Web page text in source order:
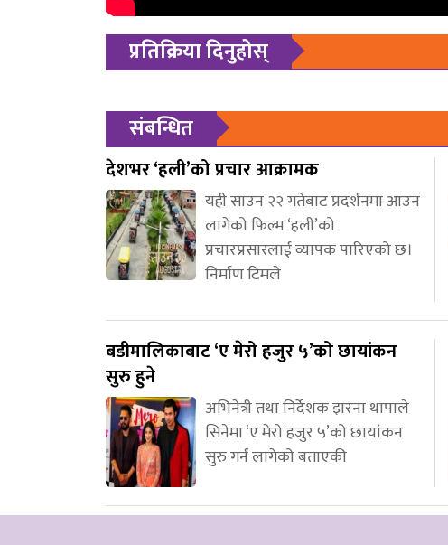
प्रतिक्रिया दिनुहोस्
संबन्धित
देशभर ‘हली’को प्रचार आक्रामक
यही साउन २२ गतेबाट प्रदर्शनमा आउन
लागेको फिल्म ‘हली’को
प्रचारप्रसारलाई व्यापक पारिएको छ।
निर्माण टिमले
बडीमालिकाबाट ‘ए मेरो हजुर ५’को छायांकन
सुरु हुने
अभिनेत्री तथा निर्देशक झरना थापाले
सिनेमा ‘ए मेरो हजुर ५’को छायांकन
सुरु गर्न लागेको बताएकी